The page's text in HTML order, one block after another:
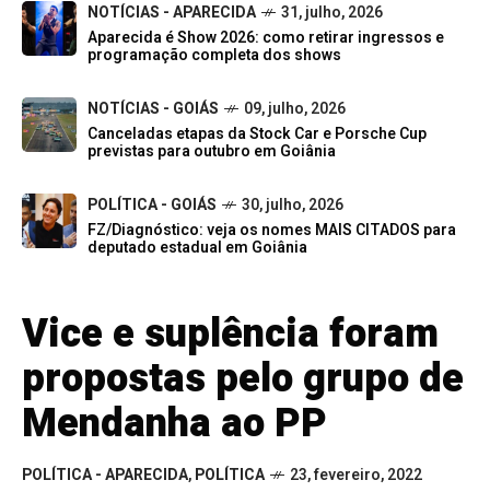
NOTÍCIAS - APARECIDA
31, julho, 2026
Aparecida é Show 2026: como retirar ingressos e
programação completa dos shows
NOTÍCIAS - GOIÁS
09, julho, 2026
Canceladas etapas da Stock Car e Porsche Cup
previstas para outubro em Goiânia
POLÍTICA - GOIÁS
30, julho, 2026
FZ/Diagnóstico: veja os nomes MAIS CITADOS para
deputado estadual em Goiânia
Vice e suplência foram
propostas pelo grupo de
Mendanha ao PP
POLÍTICA - APARECIDA,POLÍTICA 23, fevereiro, 2022